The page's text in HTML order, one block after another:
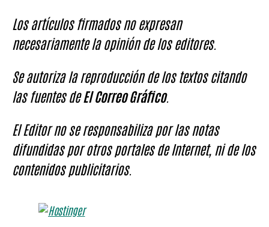
Los artículos firmados no expresan
necesariamente la opinión de los editores.
Se autoriza la reproducción de los textos citando
las fuentes deEl Correo Gráfico.
El Editor no se responsabiliza por las notas
difundidas por otros portales de Internet, ni de los
contenidos publicitarios.